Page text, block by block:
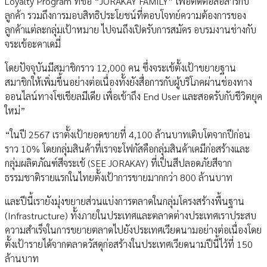
ลูกค้า รวมถึงการมอบสิทธิประโยชน์ที่ตอบโจทย์ความต้องการของ
ลูกค้าแต่ละกลุ่มเป้าหมาย ไปจนถึงเปิดรับการสมัคร อบรมงานช่างกับ
จระเข้อะคาเดมี่
โดยปัจจุบันมีสมาชิกราว 12,000 คน ซึ่งจระเข้ตั้งเป้าขยายฐาน
สมาชิกให้เพิ่มขึ้นอย่างต่อเนื่องทั้งยังสื่อการกับผู้บริโภคผ่านช่องทาง
ออนไลน์ทางโซเชียลมีเดีย เพื่อเข้าถึง End User และสอดรับกับชีวิตยุค
ใหม่”
“ในปี 2567 เราตั้งเป้ายอดขายที่ 4,100 ล้านบาทเติบโตจากปีก่อน
ราว 10% โดยกลุ่มสินค้าที่เราจะโฟกัสคือกลุ่มสินค้าเคมีก่อสร้างและ
กลุ่มผลิตภัณฑ์สีจระเข้ (SEE JORAKAY) ที่เป็นสีปลอดภัยสีจาก
ธรรมชาติรายแรกในไทยตั้งเป้าการขายมากกว่า 800 ล้านบาท
และปีนี้เรายังมุ่งขยายส่วนแบ่งการตลาดในกลุ่มโครงสร้างพื้นฐาน
(Infrastructure) ทั้งภายในประเทศและตลาดต่างประเทศเราประสบ
ความสำเร็จในการขยายตลาดไปยังประเทศเวียดนามอย่างต่อเนื่องโดย
ตั้งเป้ารายได้จากตลาดวัสดุก่อสร้างในประเทศเวียดนามปีนี้ไว้ที่ 150
ล้านบาท